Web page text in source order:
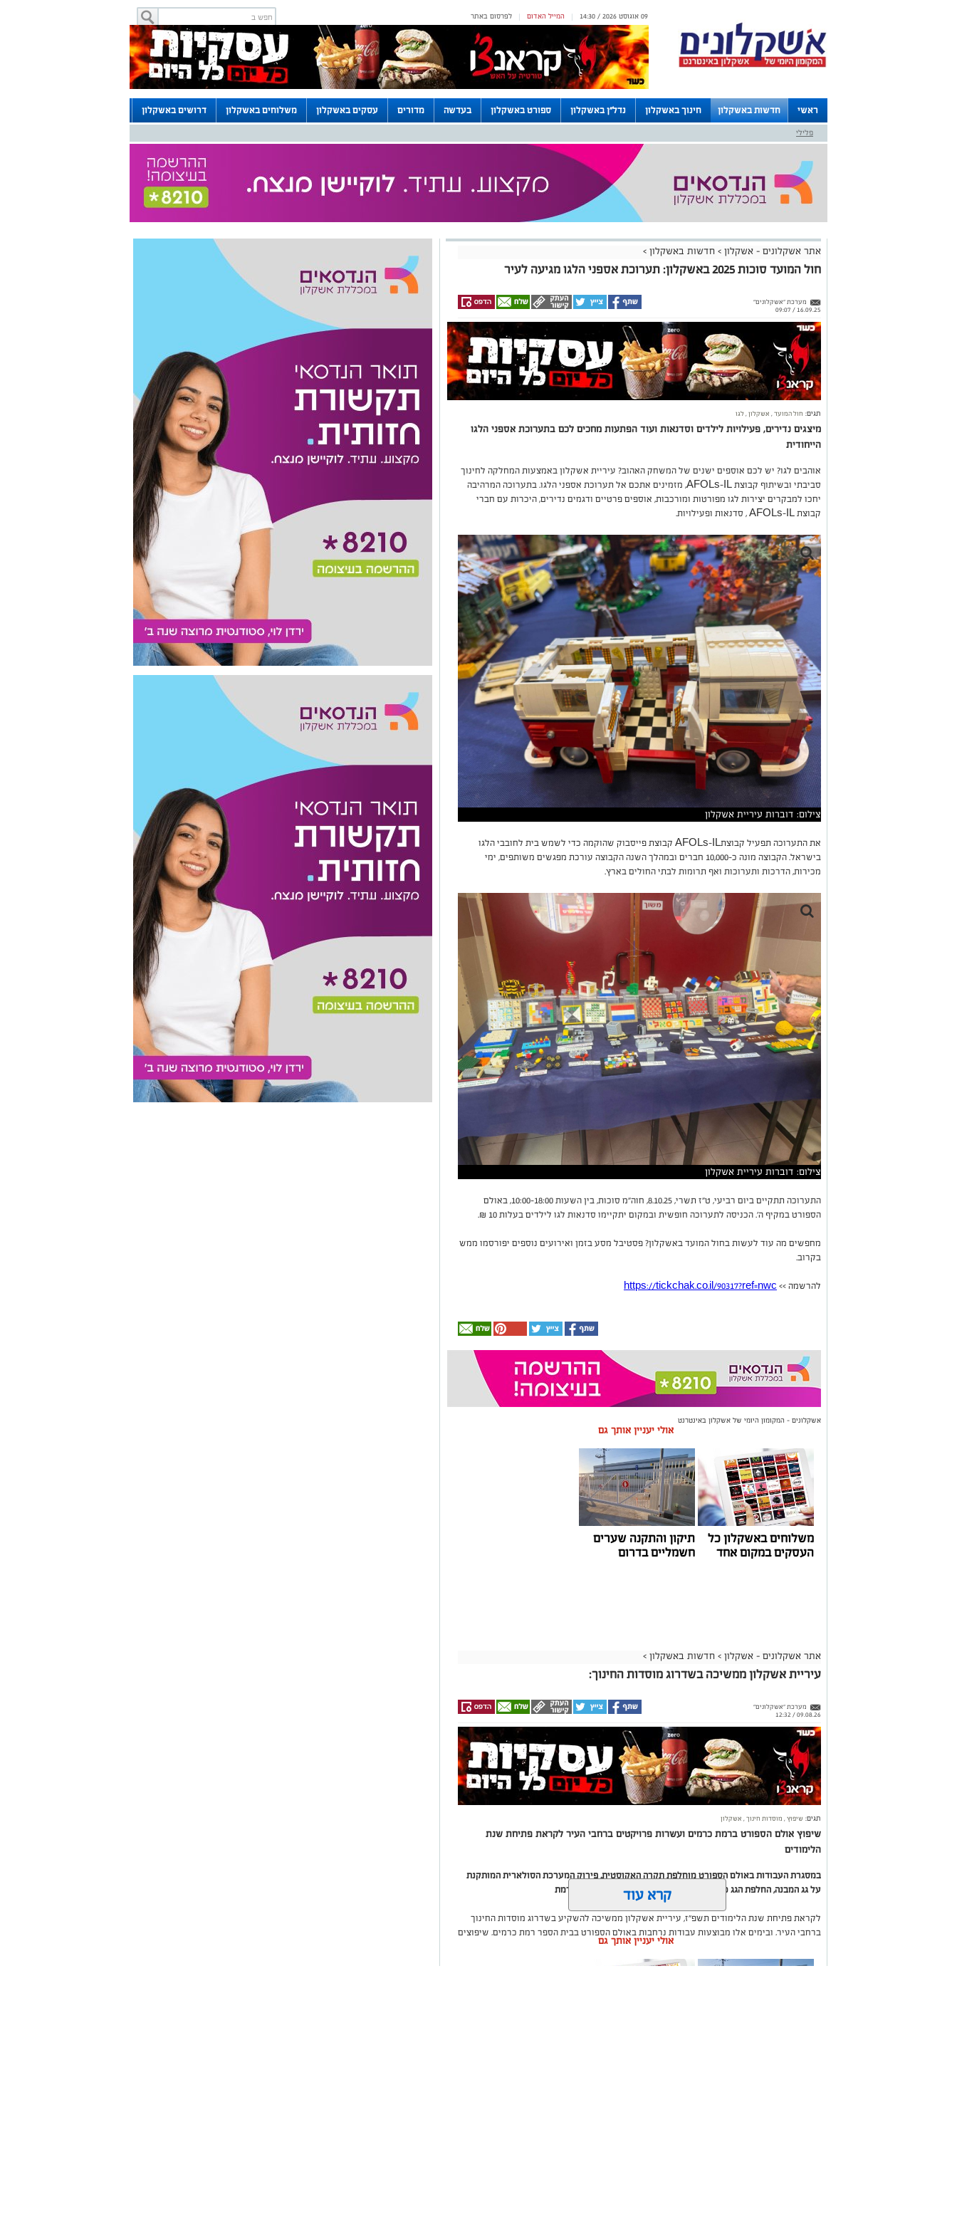
לפרסום באתר | המייל האדום | 09 אוגוסט 2026 / 14:30
ראשי חדשות באשקלון חינוך באשקלון נדל"ן באשקלון ספורט באשקלון בעדשה מדורים עסקים באשקלון משלוחים באשקלון דרושים באשקלון
לוחות
פלילי
אתר אשקלונים - אשקלון > חדשות באשקלון >
חול המועד סוכות 2025 באשקלון: תערוכת אספני הלגו מגיעה לעיר
מערכת "אשקלונים"
16.09.25 / 09:07
תגים: חול המועד, אשקלון,לגו
מיצגים נדירים, פעילויות לילדים וסדנאות ועוד הפתעות מחכים לכם בתערוכת אספני הלגו
הייחודית
אוהבים לגו? יש לכם אוספים ישנים של המשחק האהוב? עיריית אשקלון באמצעות המחלקה לחינוך
סביבתי ובשיתוף קבוצת AFOLs-IL, מזמינים אתכם אל תערוכת אספני הלגו. בתערוכה המרהיבה
יחכו למבקרים יצירות לגו מפורטות ומורכבות, אוספים פרטיים ודגמים נדירים, היכרות עם חברי
קבוצת AFOLs-IL , סדנאות ופעילויות.
צילום: דוברות עיריית אשקלון
את התערוכה תפעיל קבוצתAFOLs-IL קבוצת פייסבוק שהוקמה כדי לשמש בית לחובבי הלגו
בישראל. הקבוצה מונה כ-10,000 חברים ובמהלך השנה הקבוצה עורכת מפגשים משותפים, ימי
מכירות, הדרכות ותערוכות ואף תרומות לבתי החולים בארץ.
צילום: דוברות עיריית אשקלון
התערוכה תתקיים ביום רביעי, ט"ז תשרי, 8.10.25, חוה"מ סוכות, בין השעות 10:00-18:00, באולם
הספורט במקיף ה'. הכניסה לתערוכה חופשית ובמקום יתקיימו סדנאות לגו לילדים בעלות 10 ₪.
מחפשים מה עוד לעשות בחול המועד באשקלון? פסטיבל מסע בזמן ואירועים נוספים יפורסמו ממש
בקרוב.
להרשמה >> https://tickchak.co.il/90317?ref=nwc
אשקלונים - המקומון היומי של אשקלון באינטרנט
אולי יעניין אותך גם
משלוחים באשקלון כל
העסקים במקום אחד
תיקון והתקנה שערים
חשמליים בדרום
אתר אשקלונים - אשקלון > חדשות באשקלון >
עיריית אשקלון ממשיכה בשדרוג מוסדות החינוך:
מערכת "אשקלונים"
09.08.26 / 12:32
תגים: שיפוץ, מוסדות חינוך, אשקלון
שיפוץ אולם הספורט ברמת כרמים ועשרות פרויקטים ברחבי העיר לקראת פתיחת שנת
הלימודים
במסגרת העבודות באולם הספורט מוחלפת תקרה האקוסטית, פירוק המערכת הסולארית המותקנת
על גג המבנה, החלפת הגג כולו והתקנת מערכת סולארית חדשה ומתקדמת
לקראת פתיחת שנת הלימודים תשפ"ז, עיריית אשקלון ממשיכה להשקיע בשדרוג מוסדות החינוך
ברחבי העיר, ובימים אלו מבוצעות עבודות נרחבות באולם הספורט בבית הספר רמת כרמים, שיפוצים
נרחבים בבתי הספר ובגני הילדים, במטרה לשפר את התשתיות ולהעניק לתלמידים ולצוותי החינוך
סביבת לימודים בטוחה, מתקדמת ואיכותית.
קרא עוד
אולי יעניין אותך גם